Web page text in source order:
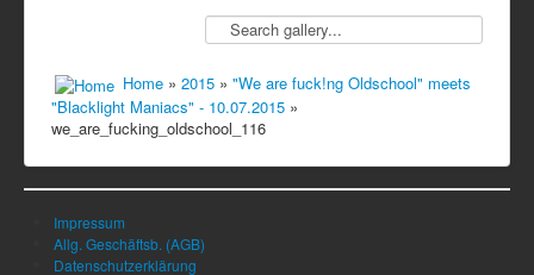
Home » 2015 » "We are fuck!ng Oldschool" meets
"Blacklight Maniacs" - 10.07.2015 »
we_are_fucking_oldschool_116
Impressum
Allg. Geschäftsb. (AGB)
Datenschutzerklärung